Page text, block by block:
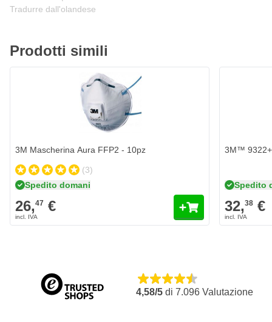
Tradurre dall'olandese
Prodotti simili
3M Mascherina Aura FFP2 - 10pz
(3)
Spedito domani
26,47 €
3M™ 9322+
Spedito
32,38 €
4,58/5 di 7.096 Valutazione